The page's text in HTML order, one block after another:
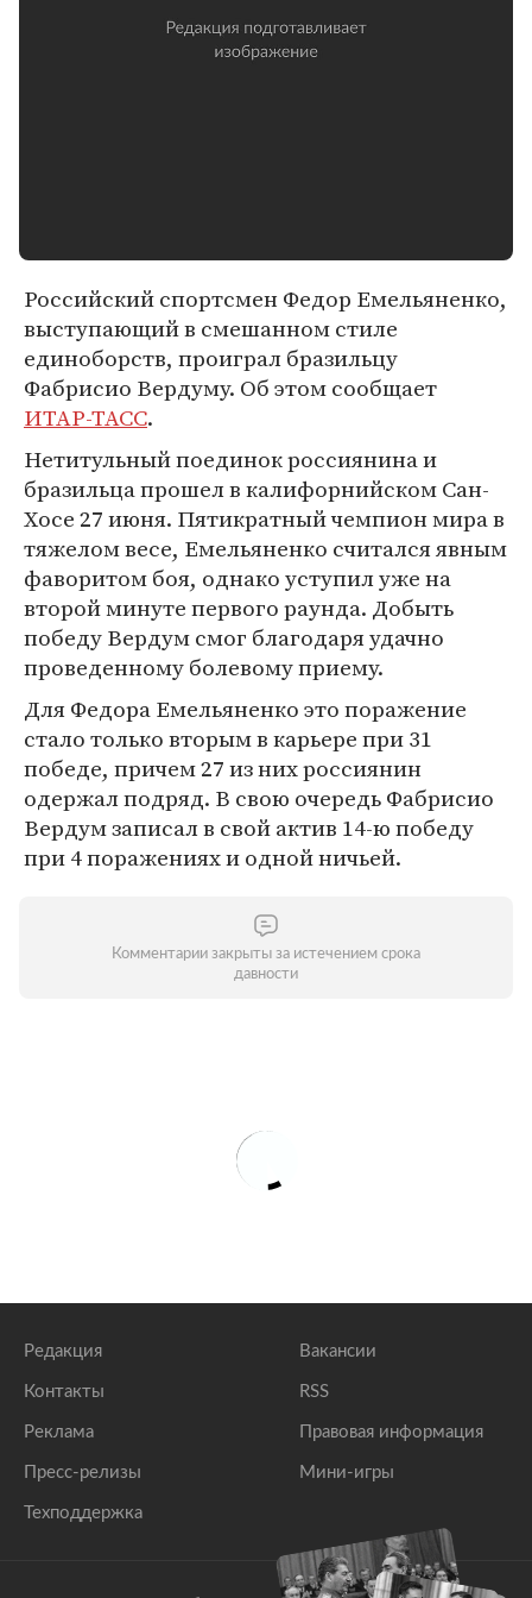
Российский спортсмен Федор Емельяненко,
выступающий в смешанном стиле
единоборств, проиграл бразильцу
Фабрисио Вердуму. Об этом сообщает
ИТАР-ТАСС.
Нетитульный поединок россиянина и
бразильца прошел в калифорнийском Сан-
Хосе 27 июня. Пятикратный чемпион мира в
тяжелом весе, Емельяненко считался явным
фаворитом боя, однако уступил уже на
второй минуте первого раунда. Добыть
победу Вердум смог благодаря удачно
проведенному болевому приему.
Для Федора Емельяненко это поражение
стало только вторым в карьере при 31
победе, причем 27 из них россиянин
одержал подряд. В свою очередь Фабрисио
Вердум записал в свой актив 14-ю победу
при 4 поражениях и одной ничьей.
Комментарии закрыты за истечением срока
давности
Редакция
Контакты
Реклама
Пресс-релизы
Техподдержка
Вакансии
RSS
Правовая информация
Мини-игры